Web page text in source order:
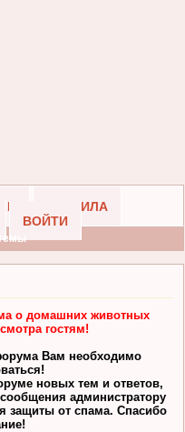
ПРАВИЛА
ВОЙТИ
о домашних животных
гостям!
Вам необходимо
новых тем и ответов,
администратору
защиты от спама. Спасибо